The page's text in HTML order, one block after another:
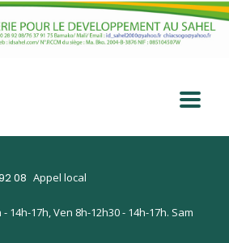
08 Appel local
- 14h-17h, Ven 8h-12h30 - 14h-17h. Sam